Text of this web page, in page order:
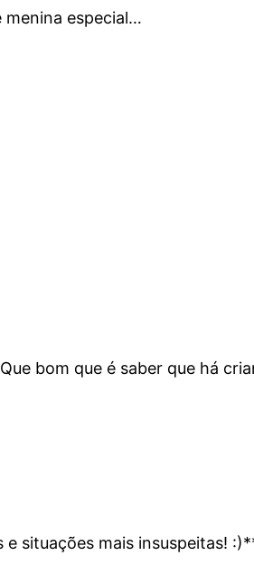
especial…
bom que é saber que há
situações mais insuspeitas!